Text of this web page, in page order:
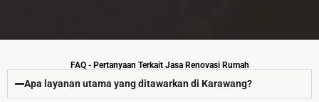
FAQ - Pertanyaan Terkait Jasa Renovasi Rumah
Apa layanan utama yang ditawarkan di Karawang?